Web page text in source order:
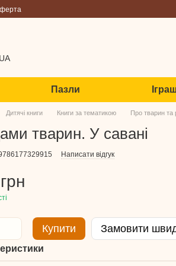
Пазли
Дитячі книги Книги за тематикою Про тварин та
тварин. У савані
Написати відгук
Купити Замовити